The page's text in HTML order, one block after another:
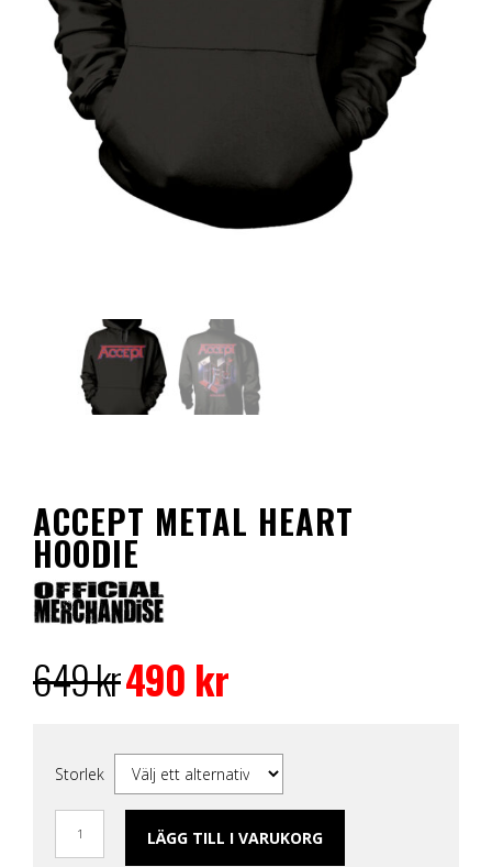
ACCEPT METAL HEART
HOODIE
649kr priset
490 krpriset
Storlek
LÄGG TILL I VARUKORG